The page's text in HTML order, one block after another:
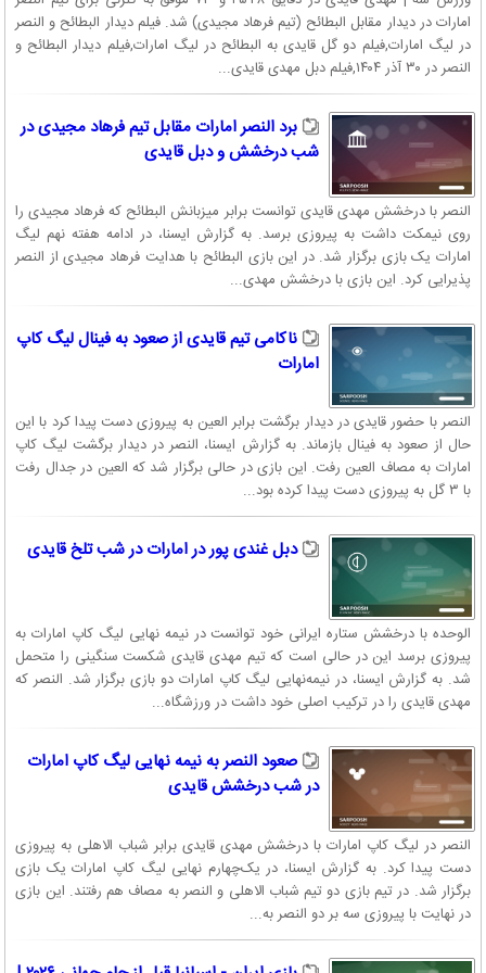
امارات در دیدار مقابل البطائح (تیم فرهاد مجیدی) شد. فیلم دیدار البطائح و النصر
در لیگ امارات,فیلم دو گل قایدی به البطائح در لیگ امارات,فیلم دیدار البطائح و
النصر در ۳۰ آذر ۱۴۰۴,فیلم دبل مهدی قایدی...
برد النصر امارات مقابل تیم فرهاد مجیدی در
شب درخشش و دبل قایدی
النصر با درخشش مهدی قایدی توانست برابر میزبانش البطائح که فرهاد مجیدی را
روی نیمکت داشت به پیروزی برسد. به گزارش ایسنا، در ادامه هفته نهم لیگ
امارات یک بازی برگزار شد. در این بازی البطائح با هدایت فرهاد مجیدی از النصر
پذیرایی کرد. این بازی با درخشش مهدی...
ناکامی تیم قایدی از صعود به فینال لیگ کاپ
امارات
النصر با حضور قایدی در دیدار برگشت برابر العین به پیروزی دست پیدا کرد با این
حال از صعود به فینال بازماند. به گزارش ایسنا، النصر در دیدار برگشت لیگ کاپ
امارات به مصاف العین رفت. این بازی در حالی برگزار شد که العین در جدال رفت
با ۳ گل به پیروزی دست پیدا کرده بود...
دبل غندی پور در امارات در شب تلخ قایدی
الوحده با درخشش ستاره ایرانی خود توانست در نیمه نهایی لیگ کاپ امارات به
پیروزی برسد این در حالی است که تیم مهدی قایدی شکست سنگینی را متحمل
شد. به گزارش ایسنا، در نیمه‌نهایی لیگ کاپ امارات دو بازی برگزار شد. النصر که
مهدی قایدی را در ترکیب اصلی خود داشت در ورزشگاه...
صعود النصر به نیمه نهایی لیگ کاپ امارات
در شب درخشش قایدی
النصر در لیگ کاپ امارات با درخشش مهدی قایدی برابر شباب الاهلی به پیروزی
دست پیدا کرد. به گزارش ایسنا، در یک‌چهارم نهایی لیگ کاپ امارات یک بازی
برگزار شد. در تیم بازی دو تیم شباب الاهلی و النصر به مصاف هم رفتند. این بازی
در نهایت با پیروزی سه بر دو النصر به...